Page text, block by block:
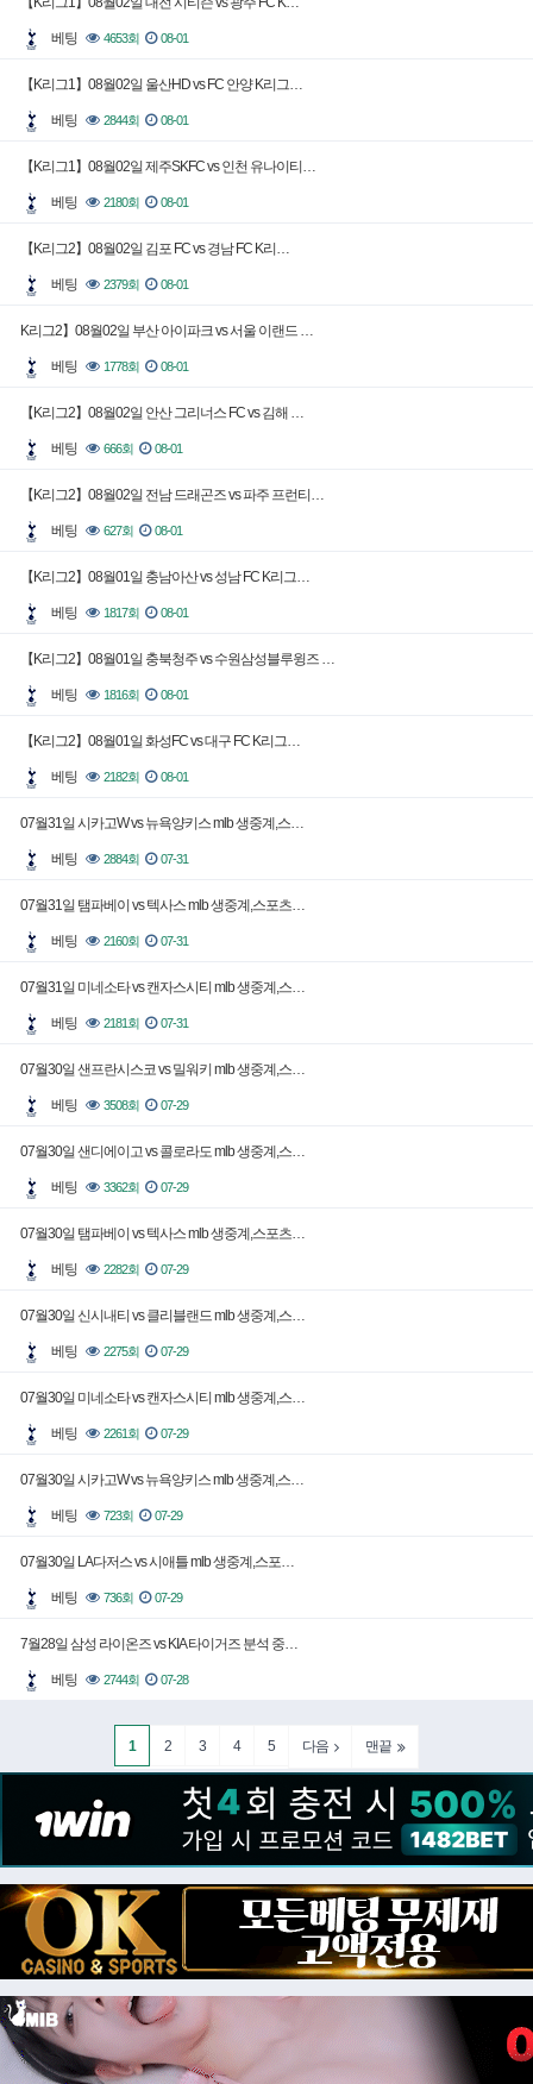
베팅 4653회 08-01
【K리그1】08월02일 울산HD vs FC 안양 K리그…
베팅 2844회 08-01
【K리그1】08월02일 제주SKFC vs 인천 유나이티…
베팅 2180회 08-01
【K리그2】08월02일 김포 FC vs 경남 FC K리…
베팅 2379회 08-01
K리그2】08월02일 부산 아이파크 vs 서울 이랜드 …
베팅 1778회 08-01
【K리그2】08월02일 안산 그리너스 FC vs 김해 …
베팅 666회 08-01
【K리그2】08월02일 전남 드래곤즈 vs 파주 프런티…
베팅 627회 08-01
【K리그2】08월01일 충남아산 vs 성남 FC K리그…
베팅 1817회 08-01
【K리그2】08월01일 충북청주 vs 수원삼성블루윙즈 …
베팅 1816회 08-01
【K리그2】08월01일 화성FC vs 대구 FC K리그…
베팅 2182회 08-01
07월31일 시카고W vs 뉴욕양키스 mlb 생중계,스…
베팅 2884회 07-31
07월31일 탬파베이 vs 텍사스 mlb 생중계,스포츠…
베팅 2160회 07-31
07월31일 미네소타 vs 캔자스시티 mlb 생중계,스…
베팅 2181회 07-31
07월30일 샌프란시스코 vs 밀워키 mlb 생중계,스…
베팅 3508회 07-29
07월30일 샌디에이고 vs 콜로라도 mlb 생중계,스…
베팅 3362회 07-29
07월30일 탬파베이 vs 텍사스 mlb 생중계,스포츠…
베팅 2282회 07-29
07월30일 신시내티 vs 클리블랜드 mlb 생중계,스…
베팅 2275회 07-29
07월30일 미네소타 vs 캔자스시티 mlb 생중계,스…
베팅 2261회 07-29
07월30일 시카고W vs 뉴욕양키스 mlb 생중계,스…
베팅 723회 07-29
07월30일 LA다저스 vs 시애틀 mlb 생중계,스포…
베팅 736회 07-29
7월28일 삼성 라이온즈 vs KIA 타이거즈 분석 중…
베팅 2744회 07-28
1 2 3 4 5 다음 맨끝